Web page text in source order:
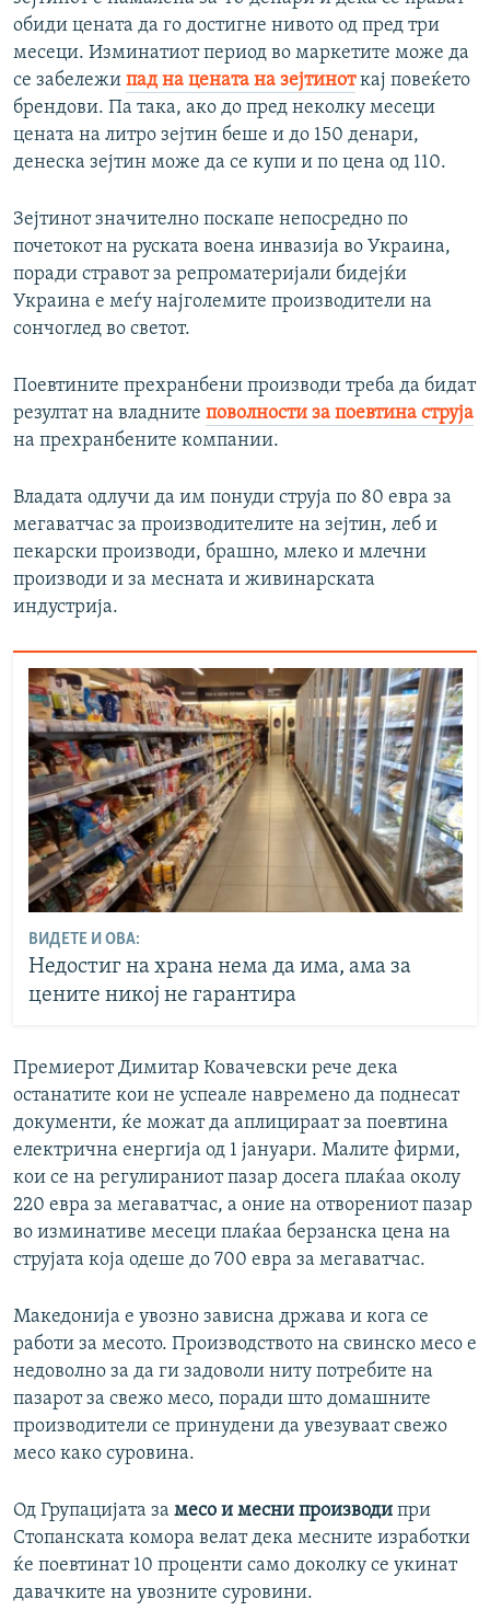
d
e
обиди цената да го достигне нивото од пред три
месеци. Изминатиот период во маркетите може да
се забележи пад на цената на зејтиноткај повеќето
брендови. Па така, ако до пред неколку месеци
цената на литро зејтин беше и до 150 денари,
денеска зејтин може да се купи и по цена од 110.
Зејтинот значително поскапе непосредно по
почетокот на руската воена инвазија во Украина,
поради стравот за репроматеријали бидејќи
Украина е меѓу најголемите производители на
сончоглед во светот.
Поевтините прехранбени производи треба да бидат
резултат на владните поволности за поевтина струја
на прехранбените компании.
Владата одлучи да им понуди струја по 80 евра за
мегаватчас за производителите на зејтин, леб и
пекарски производи, брашно, млеко и млечни
производи и за месната и живинарската
индустрија.
ВИДЕТЕ И ОВА:
Недостиг на храна нема да има, ама за
цените никој не гарантира
Премиерот Димитар Ковачевски рече дека
останатите кои не успеале навремено да поднесат
документи, ќе можат да аплицираат за поевтина
електрична енергија од 1 јануари. Малите фирми,
кои се на регулираниот пазар досега плаќаа околу
220 евра за мегаватчас, а оние на отворениот пазар
во изминативе месеци плаќаа берзанска цена на
струјата која одеше до 700 евра за мегаватчас.
Македонија е увозно зависна држава и кога се
работи за месото. Производството на свинско месо е
недоволно за да ги задоволи ниту потребите на
пазарот за свежо месо, поради што домашните
производители се принудени да увезуваат свежо
месо како суровина.
Од Групацијата за месо и месни производи при
Стопанската комора велат дека месните изработки
ќе поевтинат 10 проценти само доколку се укинат
давачките на увозните суровини.